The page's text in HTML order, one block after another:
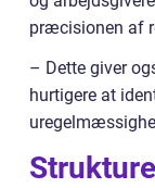
præcisionen af
– Dette giver
hurtigere at